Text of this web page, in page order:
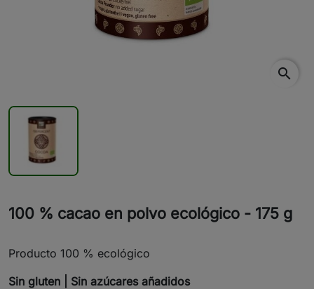
search
100 % cacao en polvo ecológico - 175 g
Producto 100 % ecológico
Sin gluten | Sin azúcares añadidos